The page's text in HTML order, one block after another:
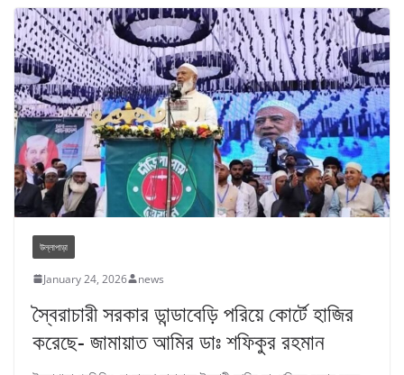
উল্লাপাড়া
January 24, 2026 news
স্বৈরাচারী সরকার ডান্ডাবেড়ি পরিয়ে কোর্টে হাজির
করেছে- জামায়াত আমির ডাঃ শফিকুর রহমান